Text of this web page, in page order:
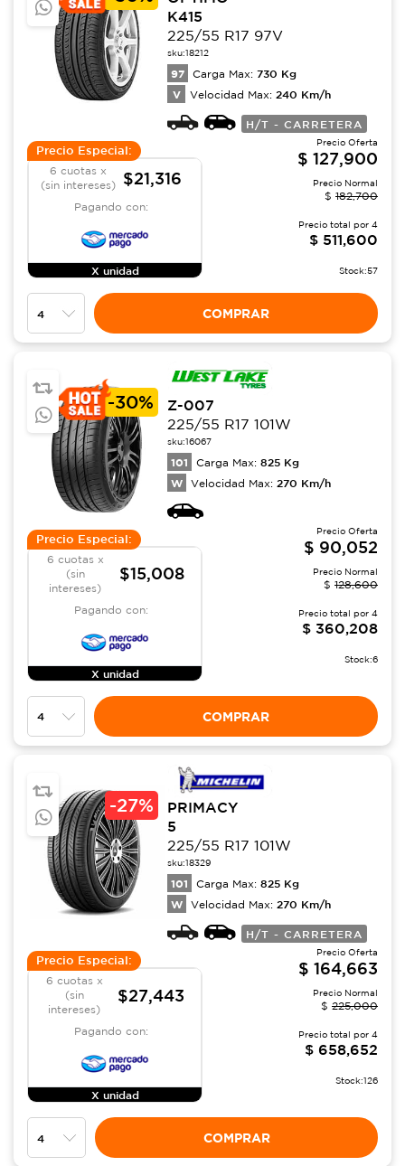
K415
225/55 R17 97V
sku:18212
97 Carga Max: 730 Kg
V Velocidad Max: 240 Km/h
H/T - CARRETERA
Precio Especial:
6 cuotas x
(sin intereses)
$21,316
Pagando con:
X unidad
Precio Oferta
$ 127,900
Precio Normal
$ 182,700
Precio total por 4
$ 511,600
Stock:57
COMPRAR
-30%
Z-007
225/55 R17 101W
sku:16067
101 Carga Max: 825 Kg
W Velocidad Max: 270 Km/h
Precio Especial:
6 cuotas x
(sin
intereses)
$15,008
Pagando con:
X unidad
Precio Oferta
$ 90,052
Precio Normal
$ 128,600
Precio total por 4
$ 360,208
Stock:6
COMPRAR
-27%
PRIMACY
5
225/55 R17 101W
sku:18329
101 Carga Max: 825 Kg
W Velocidad Max: 270 Km/h
H/T - CARRETERA
Precio Especial:
6 cuotas x
(sin
intereses)
$27,443
Pagando con:
X unidad
Precio Oferta
$ 164,663
Precio Normal
$ 225,000
Precio total por 4
$ 658,652
Stock:126
COMPRAR